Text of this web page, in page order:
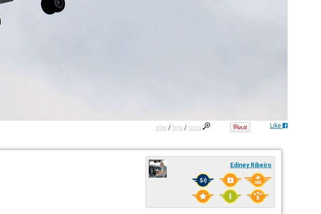
בינוני /גדול / מלא Like
Ediney Ribeiro